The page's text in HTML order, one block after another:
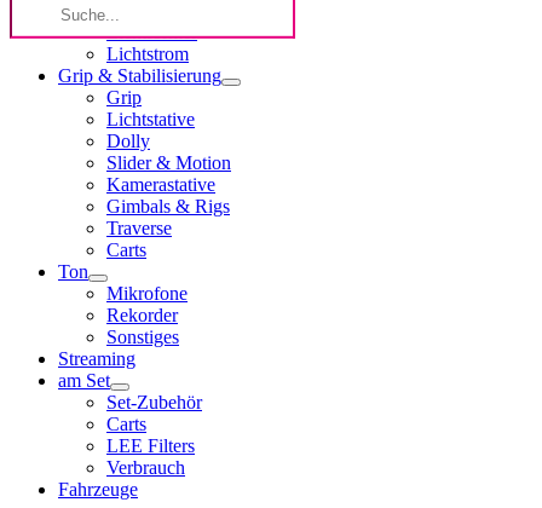
Lichtformer
Lichtstrom
Grip & Stabilisierung
Grip
Lichtstative
Dolly
Slider & Motion
Kamerastative
Gimbals & Rigs
Traverse
Carts
Ton
Mikrofone
Rekorder
Sonstiges
Streaming
am Set
Set-Zubehör
Carts
LEE Filters
Verbrauch
Fahrzeuge